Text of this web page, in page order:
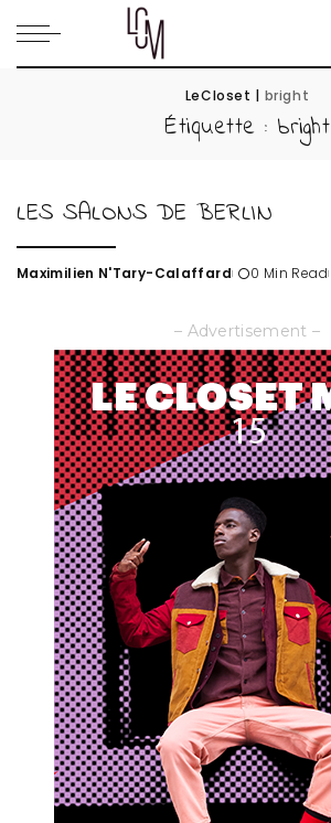
LeCloset | bright
Étiquette : bright
LES SALONS DE BERLIN
Posted
Maximilien N'Tary-Calaffard 0 Min Read
– Advertisement –